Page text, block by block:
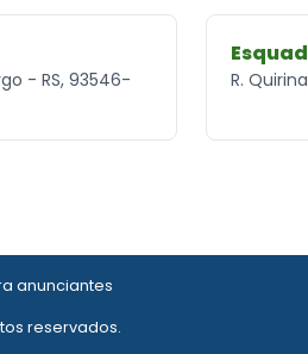
- RS, 93546-
R.
anunciantes
reservados.